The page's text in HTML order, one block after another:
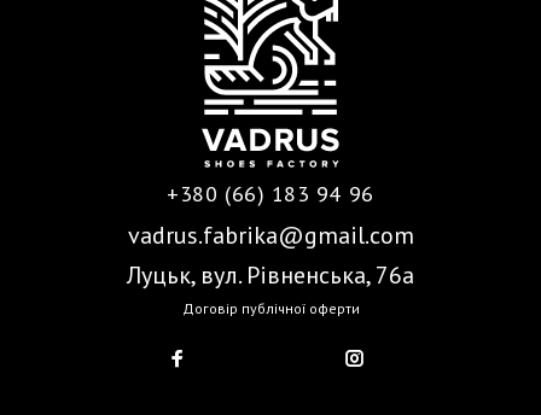
+380 (66) 183 94 96
vadrus.fabrika@gmail.com
Луцьк, вул. Рівненська, 76а
Договір публічної оферти